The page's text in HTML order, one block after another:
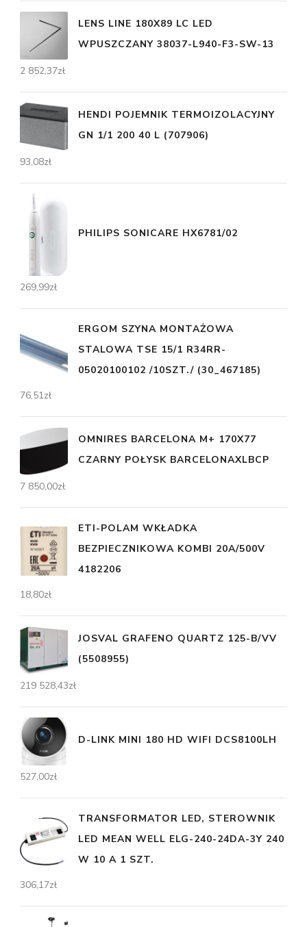
LENS LINE 180X89 LC LED
WPUSZCZANY 38037-L940-F3-SW-13
2 852,37zł
HENDI POJEMNIK TERMOIZOLACYJNY
GN 1/1 200 40 L (707906)
93,08zł
PHILIPS SONICARE HX6781/02
269,99zł
ERGOM SZYNA MONTAŻOWA
STALOWA TSE 15/1 R34RR-
05020100102 /10SZT./ (30_467185)
76,51zł
OMNIRES BARCELONA M+ 170X77
CZARNY POŁYSK BARCELONAXLBCP
7 850,00zł
ETI-POLAM WKŁADKA
BEZPIECZNIKOWA KOMBI 20A/500V
4182206
18,80zł
JOSVAL GRAFENO QUARTZ 125-B/VV
(5508955)
219 528,43zł
D-LINK MINI 180 HD WIFI DCS8100LH
527,00zł
TRANSFORMATOR LED, STEROWNIK
LED MEAN WELL ELG-240-24DA-3Y 240
W 10 A 1 SZT.
306,17zł